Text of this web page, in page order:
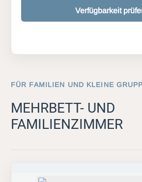
Verfügbarkeit
FÜR FAMILIEN UND KLEINE
MEHRBETT- UND
FAMILIENZIMMER